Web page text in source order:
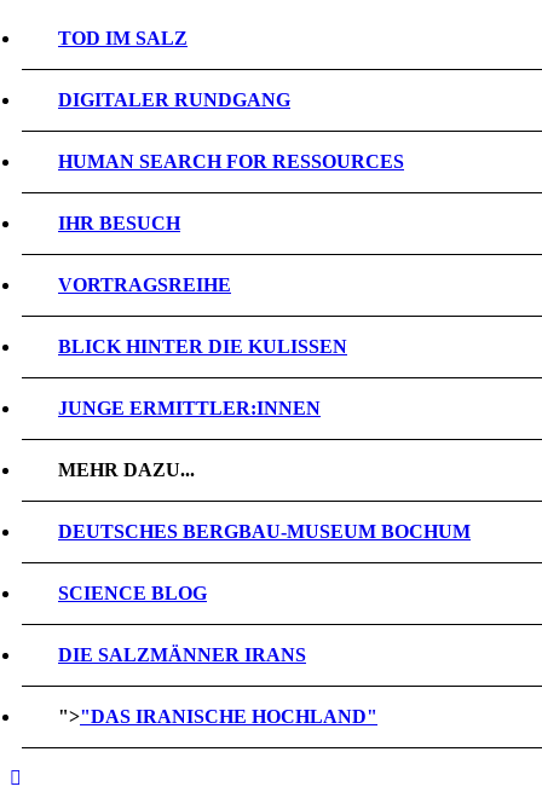
TOD IM SALZ
DIGITALER RUNDGANG
HUMAN SEARCH FOR RESSOURCES
IHR BESUCH
VORTRAGSREIHE
BLICK HINTER DIE KULISSEN
JUNGE ERMITTLER:INNEN
MEHR DAZU...
DEUTSCHES BERGBAU-MUSEUM BOCHUM
SCIENCE BLOG
DIE SALZMÄNNER IRANS
">"DAS IRANISCHE HOCHLAND"